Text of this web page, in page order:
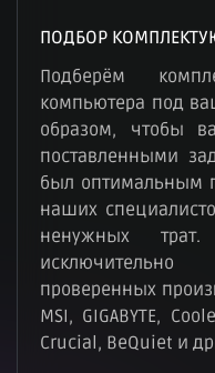
ПОДБОР
Подберём
компьютера под
образом, чтобы
поставленными
был оптимальным
наших
ненужных
проверенных
MSI, GIGABYTE,
Crucial, BeQuiet и